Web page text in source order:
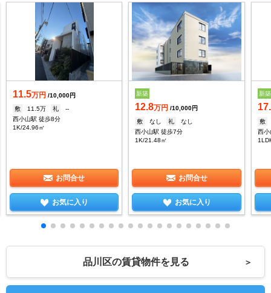
11.5万円 /10,000円
敷
11.5万 礼
--
西小山駅 徒歩8分
1K/24.96㎡
お問合せ
お気に入り
新築
12.8万円 /10,000円
敷
なし 礼
なし
西小山駅 徒歩7分
1K/21.48㎡
お問合せ
お気に入り
新築
敷
西小
品川区の賃貸物件を見る ＞